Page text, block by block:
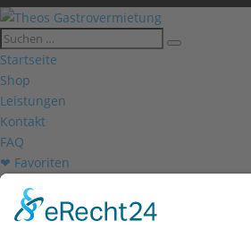
Startseite
Shop
Leistungen
Kontakt
FAQ
❤ Favoriten
Mein Konto